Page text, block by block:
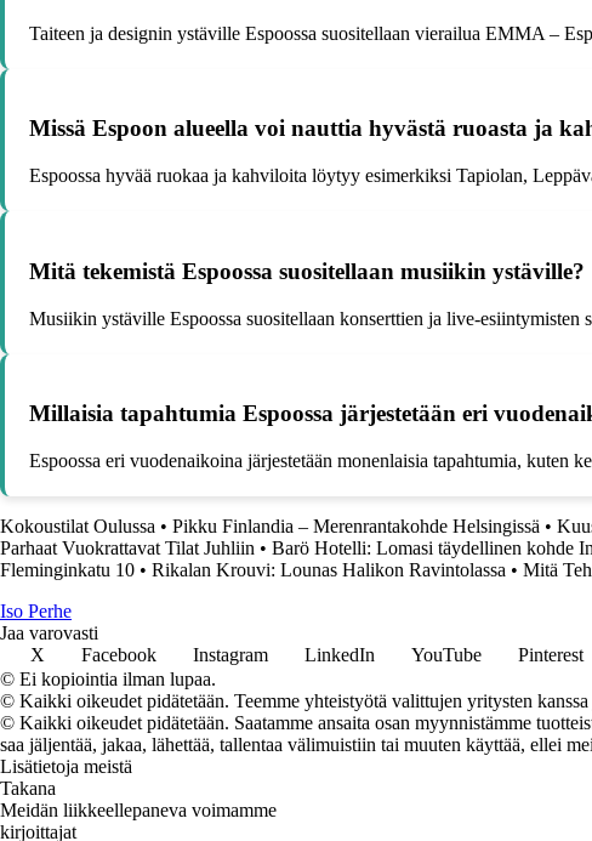
Taiteen ja designin ystäville Espoossa suositellaan vierailua EMMA –
Missä Espoon alueella voi nauttia hyvästä ruoasta ja
Espoossa hyvää ruokaa ja kahviloita löytyy esimerkiksi Tapiolan,
Mitä tekemistä Espoossa suositellaan musiikin ystäville?
Musiikin ystäville Espoossa suositellaan konserttien ja live-esiintymisten
Millaisia tapahtumia Espoossa järjestetään eri
Espoossa eri vuodenaikoina järjestetään monenlaisia tapahtumia,
Kokoustilat Oulussa • Pikku Finlandia – Merenrantakohde Helsingissä •
Parhaat Vuokrattavat Tilat Juhliin • Barö Hotelli: Lomasi täydellinen kohde
Fleminginkatu 10 • Rikalan Krouvi: Lounas Halikon Ravintolassa • Mitä
Iso Perhe
Jaa varovasti
X
Facebook Instagram LinkedIn YouTube Pinterest
© Ei kopiointia ilman lupaa.
© Kaikki oikeudet pidätetään. Teemme yhteistyötä valittujen yritysten
© Kaikki oikeudet pidätetään. Saatamme ansaita osan myynnistämme
saa jäljentää, jakaa, lähettää, tallentaa välimuistiin tai muuten käyttää, ellei
Lisätietoja meistä
Takana
Meidän liikkeellepaneva voimamme
kirjoittajat